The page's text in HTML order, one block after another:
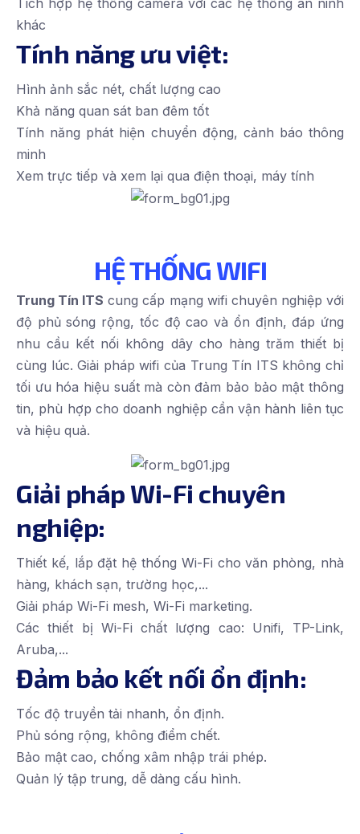
Tích hợp hệ thống camera với các hệ thống an ninh
khác
Tính năng ưu việt:
Hình ảnh sắc nét, chất lượng cao
Khả năng quan sát ban đêm tốt
Tính năng phát hiện chuyển động, cảnh báo thông
minh
Xem trực tiếp và xem lại qua điện thoại, máy tính
HỆ THỐNG WIFI
Trung Tín ITS cung cấp mạng wifi chuyên nghiệp với
độ phủ sóng rộng, tốc độ cao và ổn định, đáp ứng
nhu cầu kết nối không dây cho hàng trăm thiết bị
cùng lúc. Giải pháp wifi của Trung Tín ITS không chỉ
tối ưu hóa hiệu suất mà còn đảm bảo bảo mật thông
tin, phù hợp cho doanh nghiệp cần vận hành liên tục
và hiệu quả.
Giải pháp Wi-Fi chuyên
nghiệp:
Thiết kế, lắp đặt hệ thống Wi-Fi cho văn phòng, nhà
hàng, khách sạn, trường học,...
Giải pháp Wi-Fi mesh, Wi-Fi marketing.
Các thiết bị Wi-Fi chất lượng cao: Unifi, TP-Link,
Aruba,...
Đảm bảo kết nối ổn định:
Tốc độ truyền tải nhanh, ổn định.
Phủ sóng rộng, không điểm chết.
Bảo mật cao, chống xâm nhập trái phép.
Quản lý tập trung, dễ dàng cấu hình.